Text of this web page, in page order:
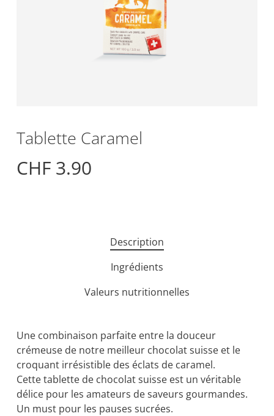
Tablette Caramel
CHF3.90
Description
Ingrédients
Valeurs nutritionnelles
Une combinaison parfaite entre la douceur
crémeuse de notre meilleur chocolat suisse et le
croquant irrésistible des éclats de caramel.
Cette tablette de chocolat suisse est un véritable
délice pour les amateurs de saveurs gourmandes.
Un must pour les pauses sucrées.